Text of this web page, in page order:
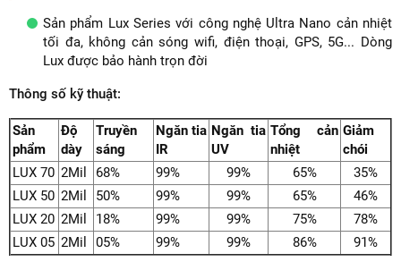
Sản phẩm Lux Series với công nghệ Ultra Nano cản nhiệt
tối đa, không cản sóng wifi, điện thoại, GPS, 5G... Dòng
Lux được bảo hành trọn đời
Thông số kỹ thuật:
Sản
phẩm
Độ
dày
Truyền
sáng
Ngăn tia
IR
Ngăn tia
UV
Tổng cản
nhiệt
Giảm
chói
LUX 70 2Mil 68% 99% 99% 65%
35%
LUX 50 2Mil 50% 99% 99% 65%
46%
LUX 20 2Mil 18% 99% 99% 75%
78%
LUX 05 2Mil 05% 99% 99% 86% 91%